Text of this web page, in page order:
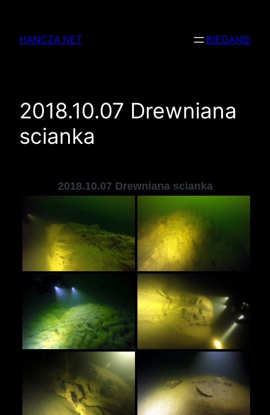
treściHANCZA.NET BIEGANIE
2018.10.07 Drewniana
scianka
2018.10.07 Drewniana scianka